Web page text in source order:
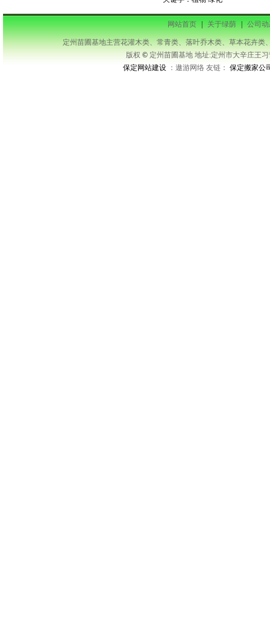
网站首页 | 关于绿荫 | 公司
定州苗圃基地主营花灌木类、常青类、落叶乔木类、草本花卉类
版权 © 定州苗圃基地 地址:定州市大辛庄王
保定网站建设 ：遨游网络 友链：保定搬家公